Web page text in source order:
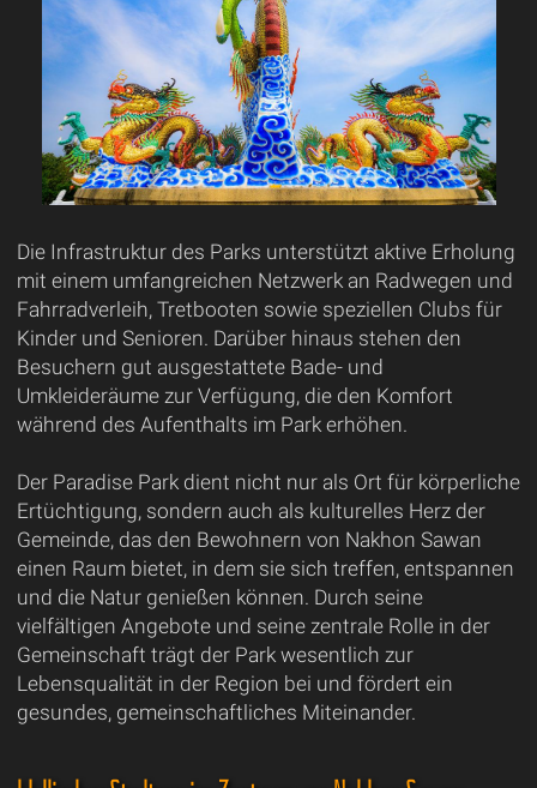
Die Infrastruktur des Parks unterstützt aktive Erholung
mit einem umfangreichen Netzwerk an Radwegen und
Fahrradverleih, Tretbooten sowie speziellen Clubs für
Kinder und Senioren. Darüber hinaus stehen den
Besuchern gut ausgestattete Bade- und
Umkleideräume zur Verfügung, die den Komfort
während des Aufenthalts im Park erhöhen.
Der Paradise Park dient nicht nur als Ort für körperliche
Ertüchtigung, sondern auch als kulturelles Herz der
Gemeinde, das den Bewohnern von Nakhon Sawan
einen Raum bietet, in dem sie sich treffen, entspannen
und die Natur genießen können. Durch seine
vielfältigen Angebote und seine zentrale Rolle in der
Gemeinschaft trägt der Park wesentlich zur
Lebensqualität in der Region bei und fördert ein
gesundes, gemeinschaftliches Miteinander.